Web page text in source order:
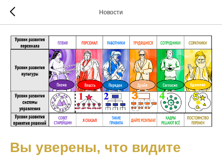
Новости
Вы уверены, что видите